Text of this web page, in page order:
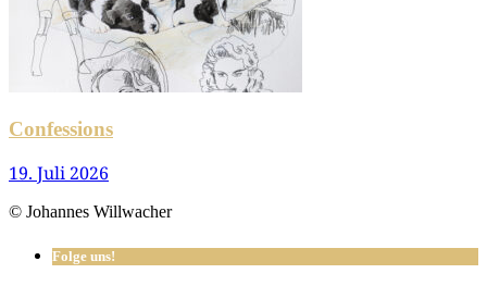
Confessions
19. Juli 2026
© Johannes Willwacher
Folge uns!